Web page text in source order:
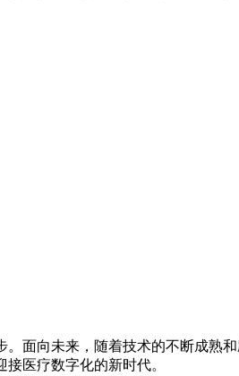
面向未来，随着技术的不断成熟
医疗数字化的新时代。